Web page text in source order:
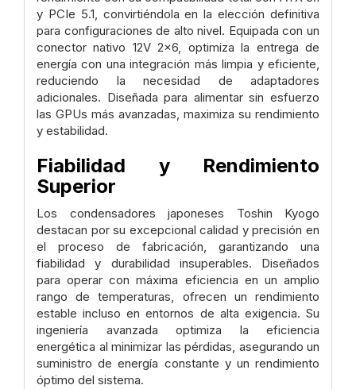
y PCIe 5.1, convirtiéndola en la elección definitiva
para configuraciones de alto nivel. Equipada con un
conector nativo 12V 2x6, optimiza la entrega de
energía con una integración más limpia y eficiente,
reduciendo la necesidad de adaptadores
adicionales. Diseñada para alimentar sin esfuerzo
las GPUs más avanzadas, maximiza su rendimiento
y estabilidad.
Fiabilidad y Rendimiento
Superior
Los condensadores japoneses Toshin Kyogo
destacan por su excepcional calidad y precisión en
el proceso de fabricación, garantizando una
fiabilidad y durabilidad insuperables. Diseñados
para operar con máxima eficiencia en un amplio
rango de temperaturas, ofrecen un rendimiento
estable incluso en entornos de alta exigencia. Su
ingeniería avanzada optimiza la eficiencia
energética al minimizar las pérdidas, asegurando un
suministro de energía constante y un rendimiento
óptimo del sistema.